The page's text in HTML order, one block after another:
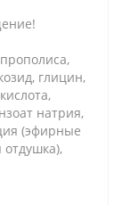
глицин,
натрия,
(эфирные
отдушка),